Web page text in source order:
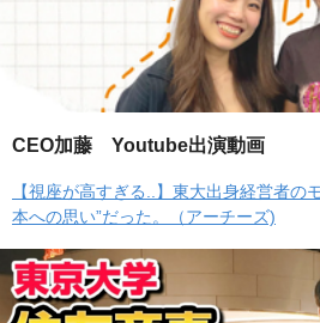
CEO加藤 Youtube出演動画
【視座が高すぎる..】東大出身経営者の
本への思い”だった。（アーチーズ)